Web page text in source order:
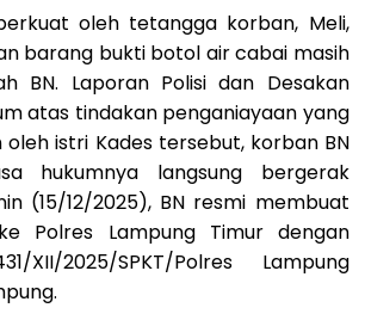
oleh tetangga korban, Meli,
barang bukti botol air cabai masih
BN. Laporan Polisi dan Desakan
atas tindakan penganiayaan yang
oleh istri Kades tersebut, korban BN
hukumnya langsung bergerak
(15/12/2025), BN resmi membuat
Polres Lampung Timur dengan
XII/2025/SPKT/Polres Lampung